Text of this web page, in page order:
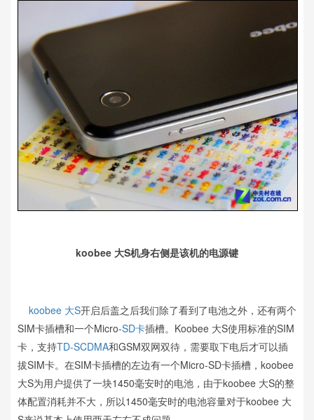
koobee 大S机身右侧是该机的电源键
koobee 大S开启后盖之后我们除了看到了电池之外，还有两个
SIM卡插槽和一个Micro-SD卡插槽。Koobee 大S使用标准的SIM
卡，支持TD-SCDMA和GSM双网双待，需要取下电后才可以插
拔SIM卡。在SIM卡插槽的左边有一个Micro-SD卡插槽，koobee
大S为用户提供了一块1450毫安时的电池，由于koobee 大S的整
体配置消耗并不大，所以1450毫安时的电池容量对于koobee 大